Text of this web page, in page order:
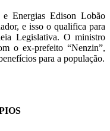
Energias Edison Lobão
e isso o qualifica para
Legislativa. O ministro
o ex-prefeito “Nenzin”,
para a população.